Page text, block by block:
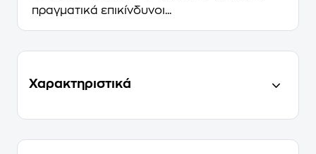
πραγματικά επικίνδυνοι...
Χαρακτηριστικά